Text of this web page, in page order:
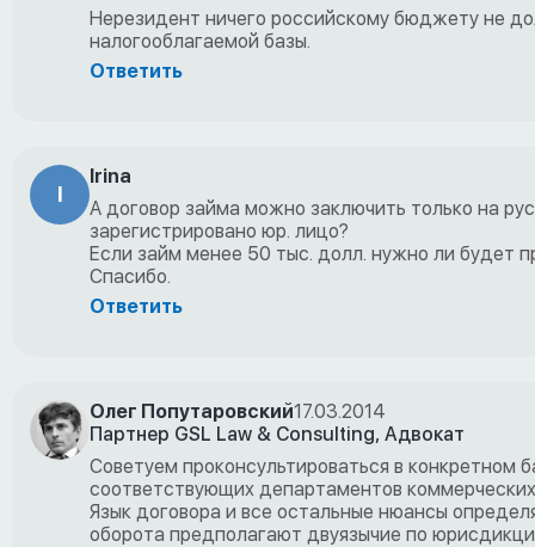
Нерезидент ничего российскому бюджету не
налогооблагаемой базы.
Ответить
I
Irina
А договор займа можно заключить только на
зарегистрировано юр. лицо?
Если займ менее 50 тыс. долл. нужно ли будет
Спасибо.
Ответить
Олег Попутаровский17.03.2014
Партнер GSL Law & Consulting, Адвокат
Советуем проконсультироваться в конкретном
соответствующих департаментов
Язык договора и все остальные нюансы
оборота предполагают двуязычие по